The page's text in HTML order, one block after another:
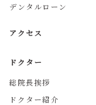
デンタルローン
アクセス
ドクター
総院長挨拶
ドクター紹介